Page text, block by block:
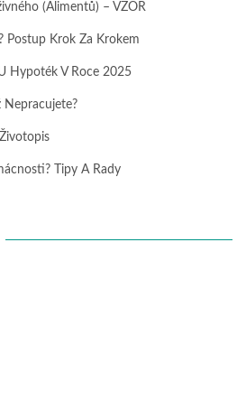
(alimentů) – VZOR
Postup Krok Za Krokem
Hypoték V Roce 2025
Nepracujete?
Tipy A Rady